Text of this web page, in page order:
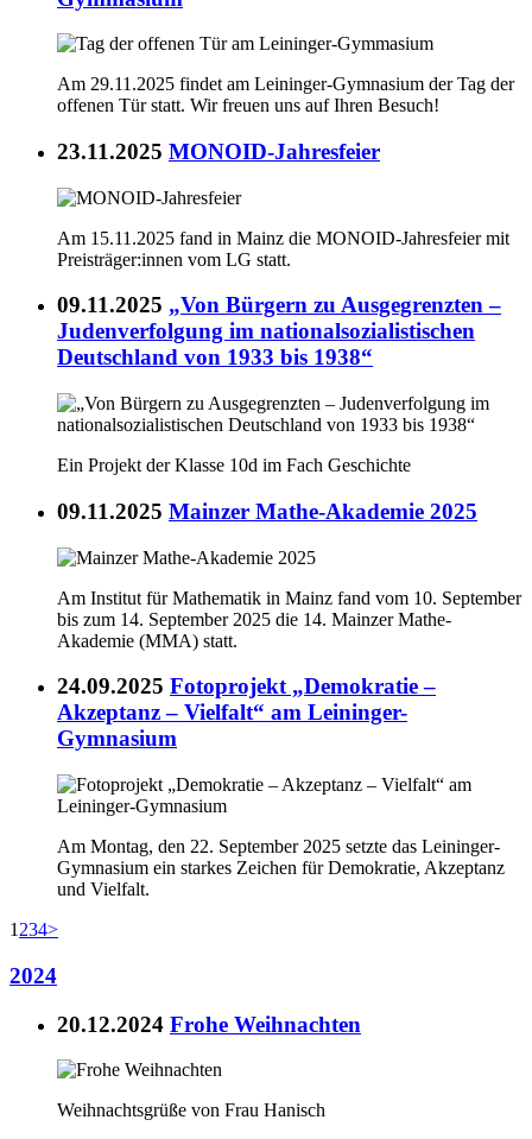
Am 29.11.2025 findet am Leininger-Gymnasium der Tag der
offenen Tür statt. Wir freuen uns auf Ihren Besuch!
23.11.2025 MONOID-Jahresfeier
Am 15.11.2025 fand in Mainz die MONOID-Jahresfeier mit
Preisträger:innen vom LG statt.
09.11.2025 „Von Bürgern zu Ausgegrenzten –
Judenverfolgung im nationalsozialistischen
Deutschland von 1933 bis 1938“
Ein Projekt der Klasse 10d im Fach Geschichte
09.11.2025 Mainzer Mathe-Akademie 2025
Am Institut für Mathematik in Mainz fand vom 10. September
bis zum 14. September 2025 die 14. Mainzer Mathe-
Akademie (MMA) statt.
24.09.2025 Fotoprojekt „Demokratie –
Akzeptanz – Vielfalt“ am Leininger-
Gymnasium
Am Montag, den 22. September 2025 setzte das Leininger-
Gymnasium ein starkes Zeichen für Demokratie, Akzeptanz
und Vielfalt.
1 234>
2024
20.12.2024 Frohe Weihnachten
Weihnachtsgrüße von Frau Hanisch